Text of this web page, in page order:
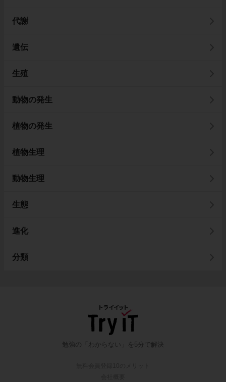
代謝
遺伝
生殖
動物の発生
植物の発生
植物生理
動物生理
生態
進化
分類
勉強の「わからない」を5分で解決